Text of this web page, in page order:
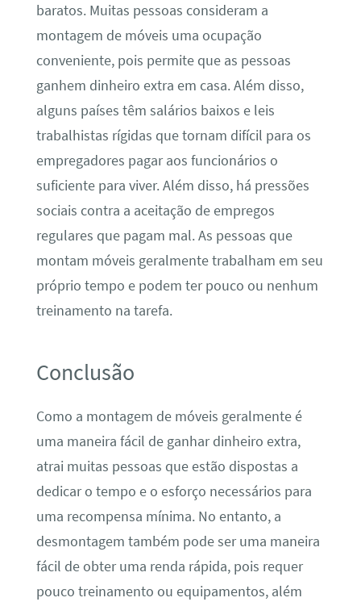
baratos. Muitas pessoas consideram a
montagem de móveis uma ocupação
conveniente, pois permite que as pessoas
ganhem dinheiro extra em casa. Além disso,
alguns países têm salários baixos e leis
trabalhistas rígidas que tornam difícil para os
empregadores pagar aos funcionários o
suficiente para viver. Além disso, há pressões
sociais contra a aceitação de empregos
regulares que pagam mal. As pessoas que
montam móveis geralmente trabalham em seu
próprio tempo e podem ter pouco ou nenhum
treinamento na tarefa.
Conclusão
Como a montagem de móveis geralmente é
uma maneira fácil de ganhar dinheiro extra,
atrai muitas pessoas que estão dispostas a
dedicar o tempo e o esforço necessários para
uma recompensa mínima. No entanto, a
desmontagem também pode ser uma maneira
fácil de obter uma renda rápida, pois requer
pouco treinamento ou equipamentos, além